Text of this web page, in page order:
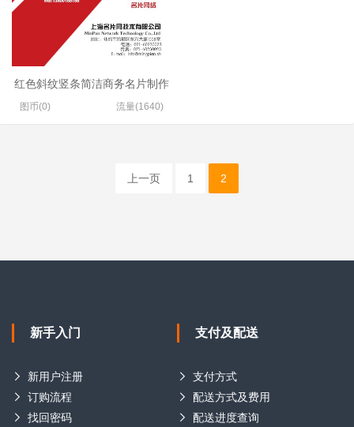
红色斜纹竖条简洁商务名片制作
图币(0) 流量(1640)
上一页 1 2
新手入门
新用户注册
订购流程
找回密码
支付及配送
支付方式
配送方式及费用
配送进度查询